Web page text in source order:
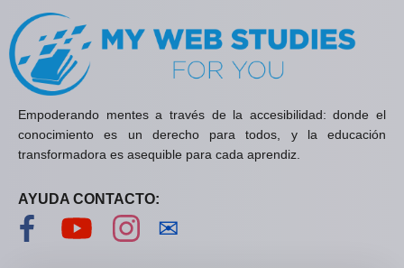
Empoderando mentes a través de la accesibilidad: donde el
conocimiento es un derecho para todos, y la educación
transformadora es asequible para cada aprendiz.
AYUDA CONTACTO:
Visítanos en Facebook
Visítanos en YouTube
Visítanos en Instagram
✉